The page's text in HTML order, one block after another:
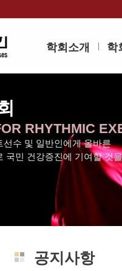
학회소개 학
RHYTHMIC
수 및 일반인에게 올바른
국민 건강증진에 기여할 것
공지사항